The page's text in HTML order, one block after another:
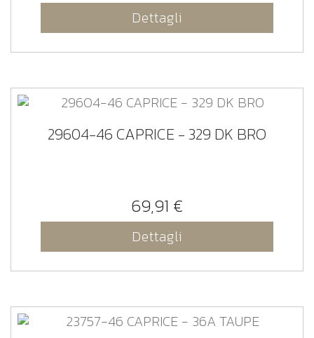
Dettagli
29604-46 CAPRICE - 329 DK BRO
69,91 €
Dettagli